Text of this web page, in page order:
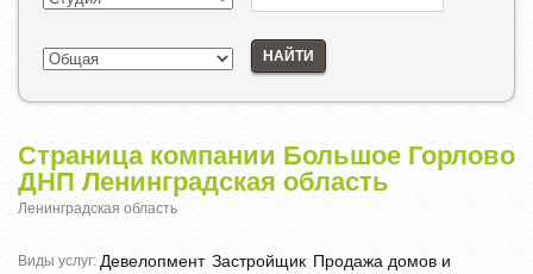
НАЙТИ
Страница компании Большое Горлово
ДНП Ленинградская область
Ленинградская область
Виды услуг: Девелопмент Застройщик Продажа домов и